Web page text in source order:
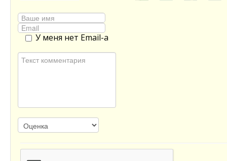
У меня нет Email-а